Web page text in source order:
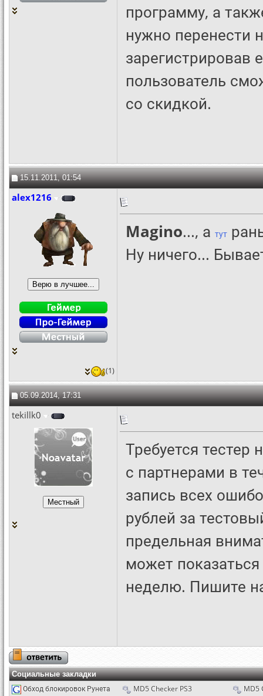
программу, а
нужно перенести
зарегистрировав
пользователь
со скидкой.
15.11.2011, 01:54
alex1216
Magino..., а тут
Ну ничего...
(1)
05.09.2014, 17:31
tekillk0
Требуется тестер
с партнерами в
запись всех
рублей за
предельная
может
неделю. Пишите
Социальные закладки
Обход блокировок Рунета MD5 Checker PS3 MD5